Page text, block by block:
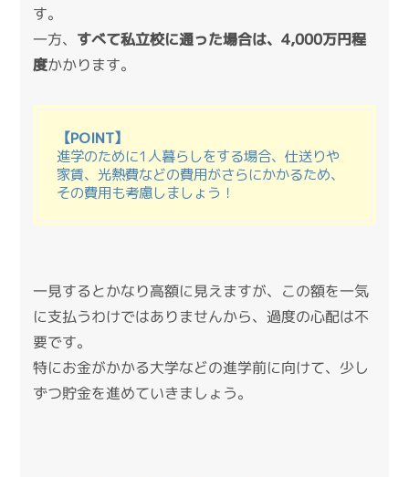
す。
一方、 すべて私立校に通った場合は、4,000万円程
度かかります。
【POINT】
進学のために1人暮らしをする場合、仕送りや
家賃、光熱費などの費用がさらにかかるため、
その費用も考慮しましょう！
一見するとかなり高額に見えますが、この額を一気
に支払うわけではありませんから、過度の心配は不
要です。
特にお金がかかる大学などの進学前に向けて、少し
ずつ貯金を進めていきましょう。